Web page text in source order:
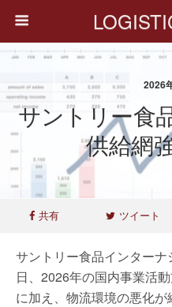
2026
サントリー食
供給網
共有 ツイート
サントリー食品インター
日、2026年の国内事業活
に加え、物流環境の悪化